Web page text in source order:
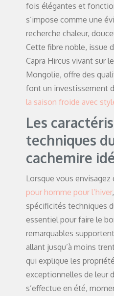
fois élégantes et
s’impose comme une
recherche chaleur,
Cette fibre noble, issue
Capra Hircus vivant sur
Mongolie, offre des
font un investissement
la saison froide avec
Les
techniques
cachemire
Lorsque vous envisagez
pour homme pour l’hiver
spécificités techniques
essentiel pour faire le
remarquables
allant jusqu’à moins
qui explique les
exceptionnelles de leur
s’effectue en été,